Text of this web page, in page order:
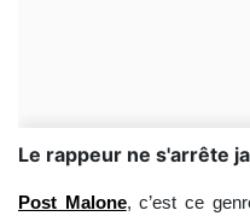
Le rappeur ne s'arrête
Post Malone, c’est ce